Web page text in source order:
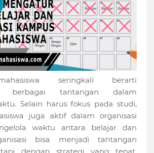
seringkali berarti
berbagai tantangan dalam
Selain harus fokus pada studi,
juga aktif dalam organisasi
waktu antara belajar dan
bisa menjadi tantangan